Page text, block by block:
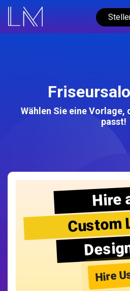
Wählen Sie eine Vorlage,
passt!
Hire
Custom
Hire